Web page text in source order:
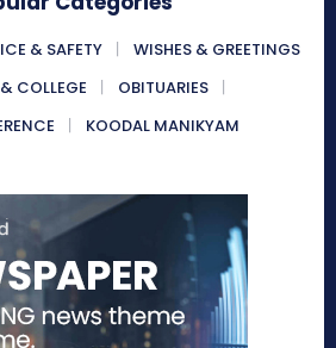
& SAFETY
WISHES & GREETINGS
COLLEGE
OBITUARIES
KOODAL MANIKYAM